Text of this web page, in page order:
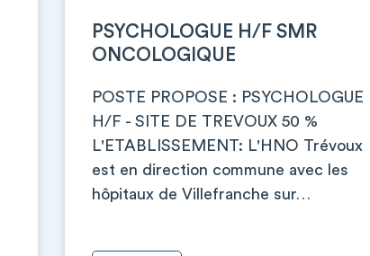
PSYCHOLOGUE H/F SMR
ONCOLOGIQUE
POSTE PROPOSE : PSYCHOLOGUE
H/F - SITE DE TREVOUX 50 %
L'ETABLISSEMENT: L'HNO Trévoux
est en direction commune avec les
hôpitaux de Villefranche sur…